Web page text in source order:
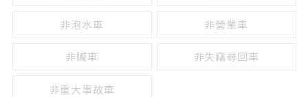
非泡水車 非營業車
非贓車 非失竊尋回車
非重大事故車